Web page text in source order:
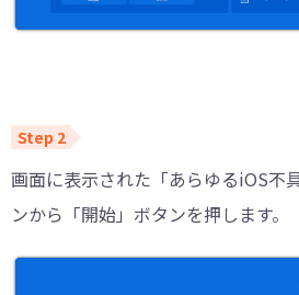
画面に表示された「あらゆるiOS不
ンから「開始」ボタンを押します。